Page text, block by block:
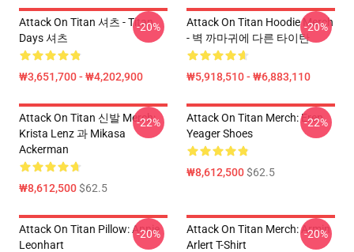
Attack On Titan 셔츠 - Titan
Days 셔츠
₩3,651,700 - ₩4,202,900
-20%
Attack On Titan Hoodie Merch
- 벽 까마귀에 다른 타이탄
₩5,918,510 - ₩6,883,110
-20%
Attack On Titan 신발 Merch:
Krista Lenz 과 Mikasa
Ackerman
₩8,612,500$62.5
-22%
Attack On Titan Merch: Eren
Yeager Shoes
₩8,612,500$62.5
-22%
Attack On Titan Pillow: Annie
Leonhart
-20%
Attack On Titan Merch: Armin
Arlert T-Shirt
-20%